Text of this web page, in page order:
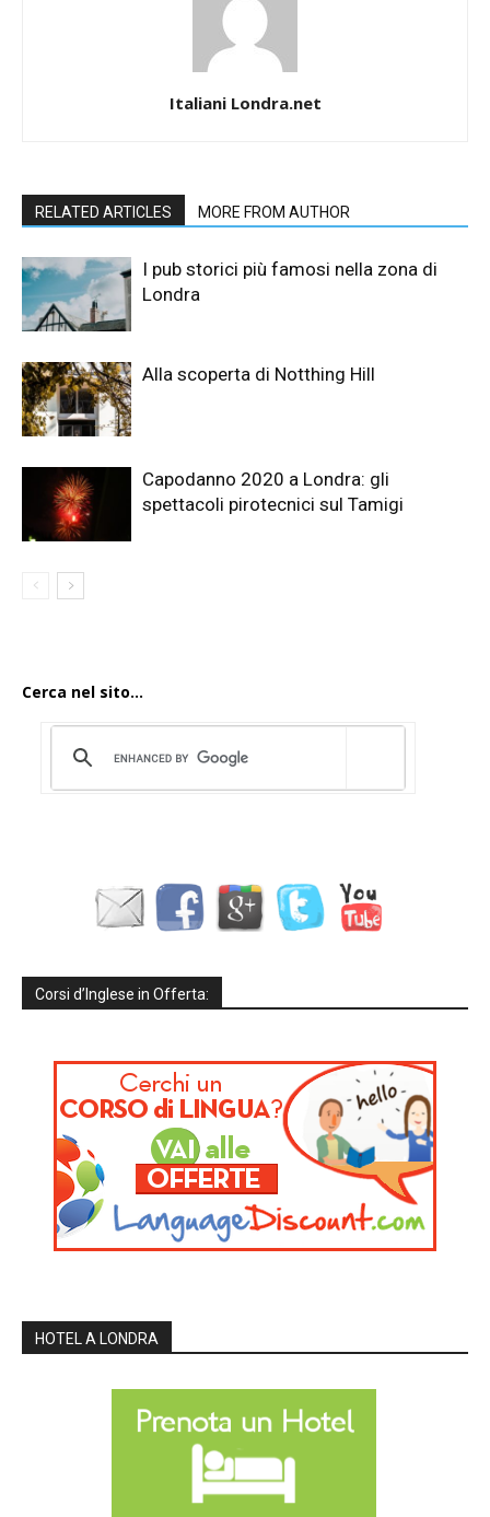
Italiani Londra.net
RELATED ARTICLES MORE FROM AUTHOR
I pub storici più famosi nella zona di
Londra
Alla scoperta di Notthing Hill
Capodanno 2020 a Londra: gli
spettacoli pirotecnici sul Tamigi
Cerca nel sito...
Corsi d’Inglese in Offerta:
HOTEL A LONDRA